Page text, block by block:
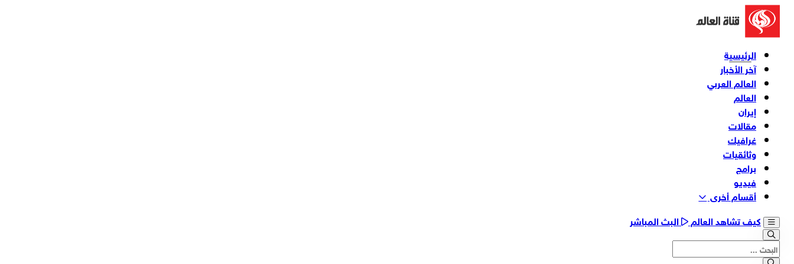
الرئيسية
آخر الأخبار
العالم العربي
العالم
إيران
مقالات
غرافيك
وثائقیات
برامج
فیدیو
أقسام أخری
كيف تشاهد العالم
البث المباشر